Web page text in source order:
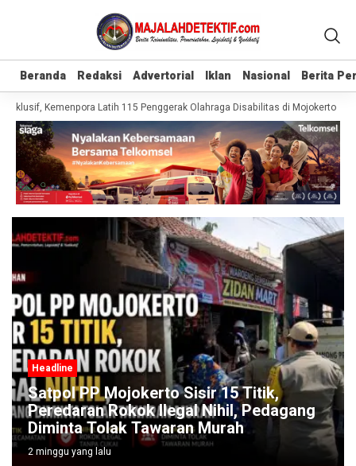
Beranda Redaksi Advertorial Iklan Nasional Berita
Beranda Redaksi Advertorial Iklan Nasional Berita
Kemenpora Latih 115 Penggerak Olahraga Disabilitas di Mojokerto
Headline
Satpol PP Mojokerto Sisir 15 Titik,
Peredaran Rokok Ilegal Nihil, Pedagang
Diminta Tolak Tawaran Murah
2 minggu yang lalu